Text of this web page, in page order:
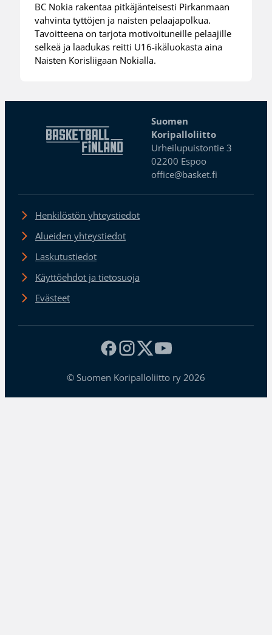
BC Nokia rakentaa pitkäjänteisesti Pirkanmaan
vahvinta tyttöjen ja naisten pelaajapolkua.
Tavoitteena on tarjota motivoituneille pelaajille
selkeä ja laadukas reitti U16-ikäluokasta aina
Naisten Korisliigaan Nokialla.
Suomen
Koripalloliitto
Urheilupuistontie 3
02200 Espoo
office@basket.fi
Henkilöstön yhteystiedot
Alueiden yhteystiedot
Laskutustiedot
Käyttöehdot ja tietosuoja
Evästeet
© Suomen Koripalloliitto ry 2026